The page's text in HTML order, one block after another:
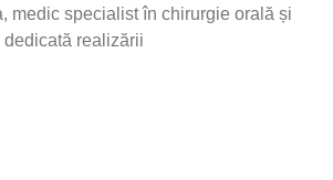
medic specialist în chirurgie orală și
realizării